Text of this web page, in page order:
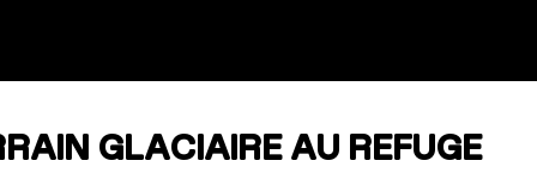
GLACIAIRE AU REFUGE